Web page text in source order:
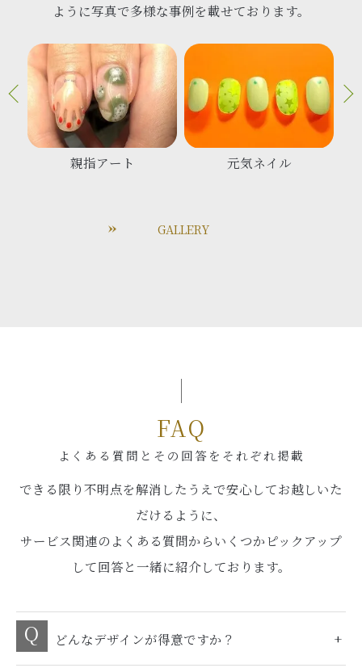
ように写真で多様な事例を載せております。
親指アート 元気ネイル
GALLERY
FAQ
よくある質問とその回答をそれぞれ掲載
できる限り不明点を解消したうえで安心してお越しいた
だけるように、
サービス関連のよくある質問からいくつかピックアップ
して回答と一緒に紹介しております。
どんなデザインが得意ですか？